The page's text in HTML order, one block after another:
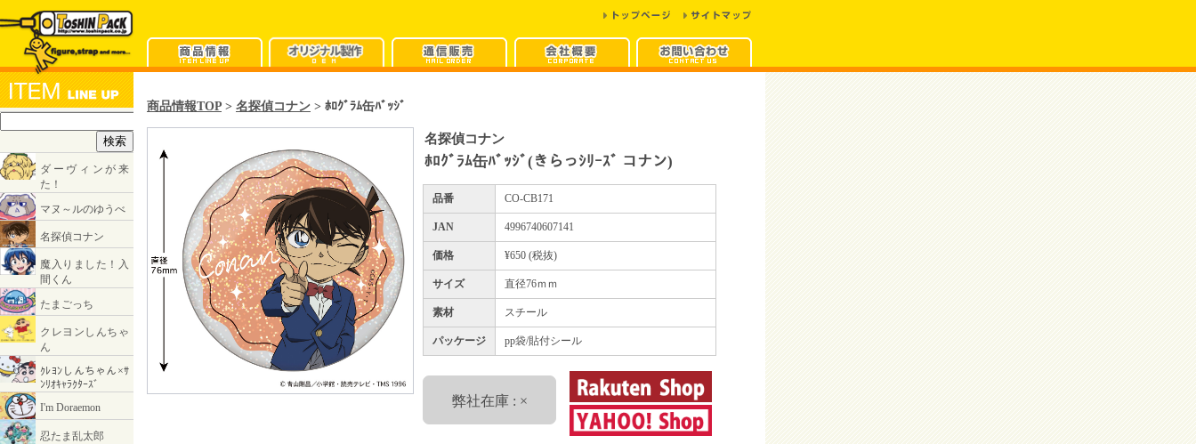
商品情報TOP > 名探偵コナン > ﾎﾛｸﾞﾗﾑ缶ﾊﾞｯｼﾞ
名探偵コナン
ﾎﾛｸﾞﾗﾑ缶ﾊﾞｯｼﾞ(きらっｼﾘｰｽﾞ コナン)
品番 CO-CB171
JAN 4996740607141
価格 ¥650 (税抜)
サイズ 直径76ｍｍ
素材 スチール
パッケージ pp袋/貼付シール
弊社在庫 : ×